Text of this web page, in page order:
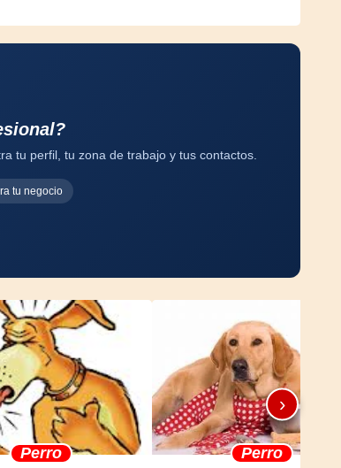
tu perfil, tu zona de trabajo y tus contactos.
tu negocio
Perro Perro
›